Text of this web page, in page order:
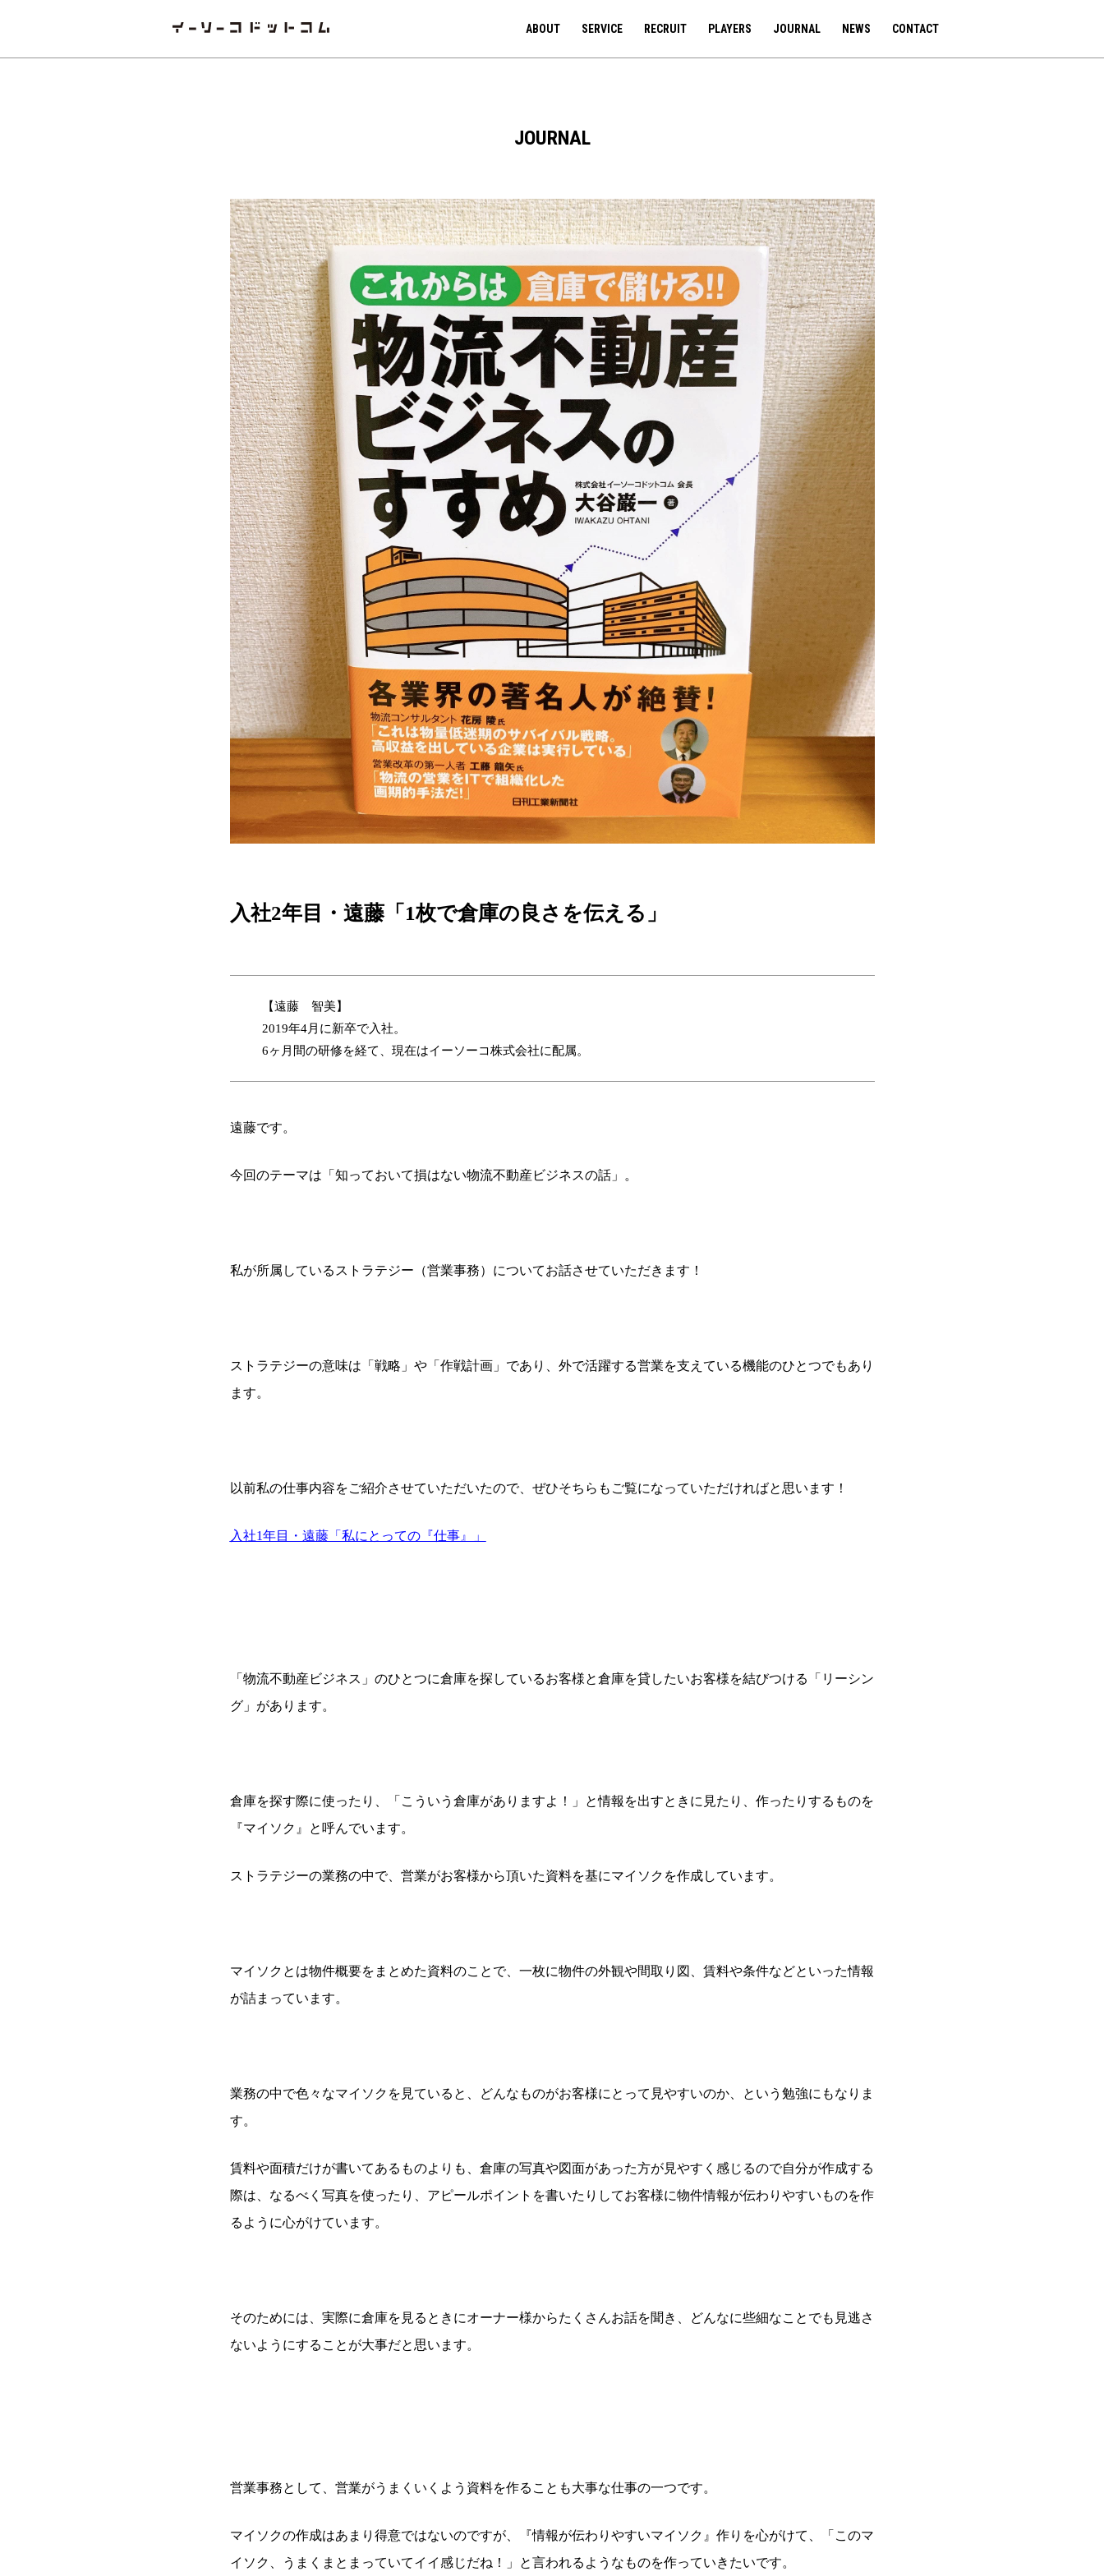
ABOUT SERVICE RECRUIT PLAYERS JOURNAL NEWS CONTACT
JOURNAL
入社2年目・遠藤「1枚で倉庫の良さを伝える」
【遠藤 智美】
2019年4月に新卒で入社。
6ヶ月間の研修を経て、現在はイーソーコ株式会社に配属。
遠藤です。
今回のテーマは「知っておいて損はない物流不動産ビジネスの話」。
私が所属しているストラテジー（営業事務）についてお話させていただきます！
ストラテジーの意味は「戦略」や「作戦計画」であり、外で活躍する営業を支えている機能のひとつでもあり
ます。
以前私の仕事内容をご紹介させていただいたので、ぜひそちらもご覧になっていただければと思います！
入社1年目・遠藤「私にとっての『仕事』」
「物流不動産ビジネス」のひとつに倉庫を探しているお客様と倉庫を貸したいお客様を結びつける「リーシン
グ」があります。
倉庫を探す際に使ったり、「こういう倉庫がありますよ！」と情報を出すときに見たり、作ったりするものを
『マイソク』と呼んでいます。
ストラテジーの業務の中で、営業がお客様から頂いた資料を基にマイソクを作成しています。
マイソクとは物件概要をまとめた資料のことで、一枚に物件の外観や間取り図、賃料や条件などといった情報
が詰まっています。
業務の中で色々なマイソクを見ていると、どんなものがお客様にとって見やすいのか、という勉強にもなりま
す。
賃料や面積だけが書いてあるものよりも、倉庫の写真や図面があった方が見やすく感じるので自分が作成する
際は、なるべく写真を使ったり、アピールポイントを書いたりしてお客様に物件情報が伝わりやすいものを作
るように心がけています。
そのためには、実際に倉庫を見るときにオーナー様からたくさんお話を聞き、どんなに些細なことでも見逃さ
ないようにすることが大事だと思います。
営業事務として、営業がうまくいくよう資料を作ることも大事な仕事の一つです。
マイソクの作成はあまり得意ではないのですが、『情報が伝わりやすいマイソク』作りを心がけて、「このマ
イソク、うまくまとまっていてイイ感じだね！」と言われるようなものを作っていきたいです。